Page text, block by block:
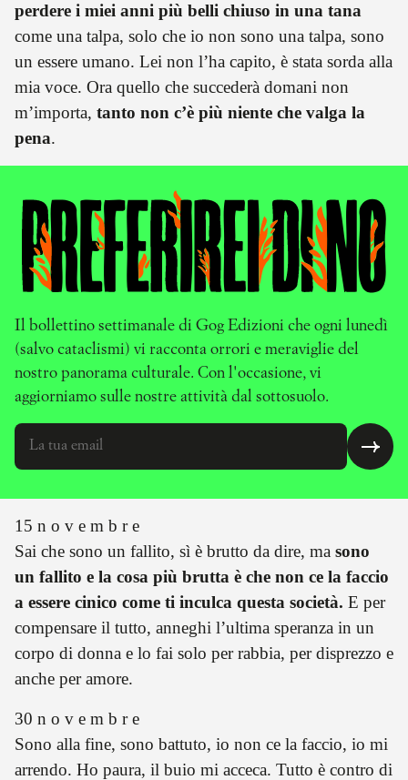
perdere i miei anni più belli chiuso in una tana
come una talpa, solo che io non sono una talpa, sono
un essere umano. Lei non l’ha capito, è stata sorda alla
mia voce. Ora quello che succederà domani non
m’importa, tanto non c’è più niente che valga la
pena.
Il bollettino settimanale di Gog Edizioni che ogni lunedì
(salvo cataclismi) vi racconta orrori e meraviglie del
nostro panorama culturale. Con l'occasione, vi
aggiorniamo sulle nostre attività dal sottosuolo.
15 n o v e m b r e
Sai che sono un fallito, sì è brutto da dire, ma sono
un fallito e la cosa più brutta è che non ce la faccio
a essere cinico come ti inculca questa società. E per
compensare il tutto, anneghi l’ultima speranza in un
corpo di donna e lo fai solo per rabbia, per disprezzo e
anche per amore.
30 n o v e m b r e
Sono alla fine, sono battuto, io non ce la faccio, io mi
arrendo. Ho paura, il buio mi acceca. Tutto è contro di